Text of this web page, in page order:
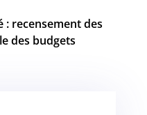
: recensement des
des budgets